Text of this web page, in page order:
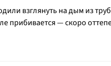
взглянуть на дым из
прибивается — скоро